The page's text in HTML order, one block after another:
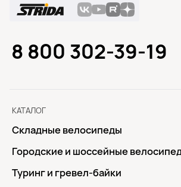
КАТАЛОГ
Складные велосипеды
Городские и шоссейные
Туринг и гревел-байки
8 800 302-39-19